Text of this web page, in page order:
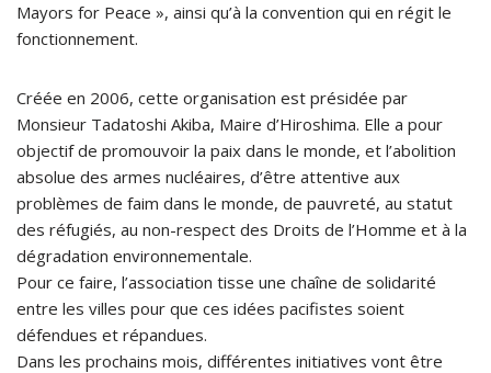
Mayors for Peace », ainsi qu’à la convention qui en régit le
fonctionnement.
Créée en 2006, cette organisation est présidée par
Monsieur Tadatoshi Akiba, Maire d’Hiroshima. Elle a pour
objectif de promouvoir la paix dans le monde, et l’abolition
absolue des armes nucléaires, d’être attentive aux
problèmes de faim dans le monde, de pauvreté, au statut
des réfugiés, au non-respect des Droits de l’Homme et à la
dégradation environnementale.
Pour ce faire, l’association tisse une chaîne de solidarité
entre les villes pour que ces idées pacifistes soient
défendues et répandues.
Dans les prochains mois, différentes initiatives vont être